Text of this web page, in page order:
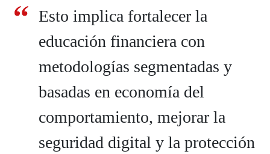
Esto implica fortalecer la
educación financiera con
metodologías segmentadas y
basadas en economía del
comportamiento, mejorar la
seguridad digital y la protección